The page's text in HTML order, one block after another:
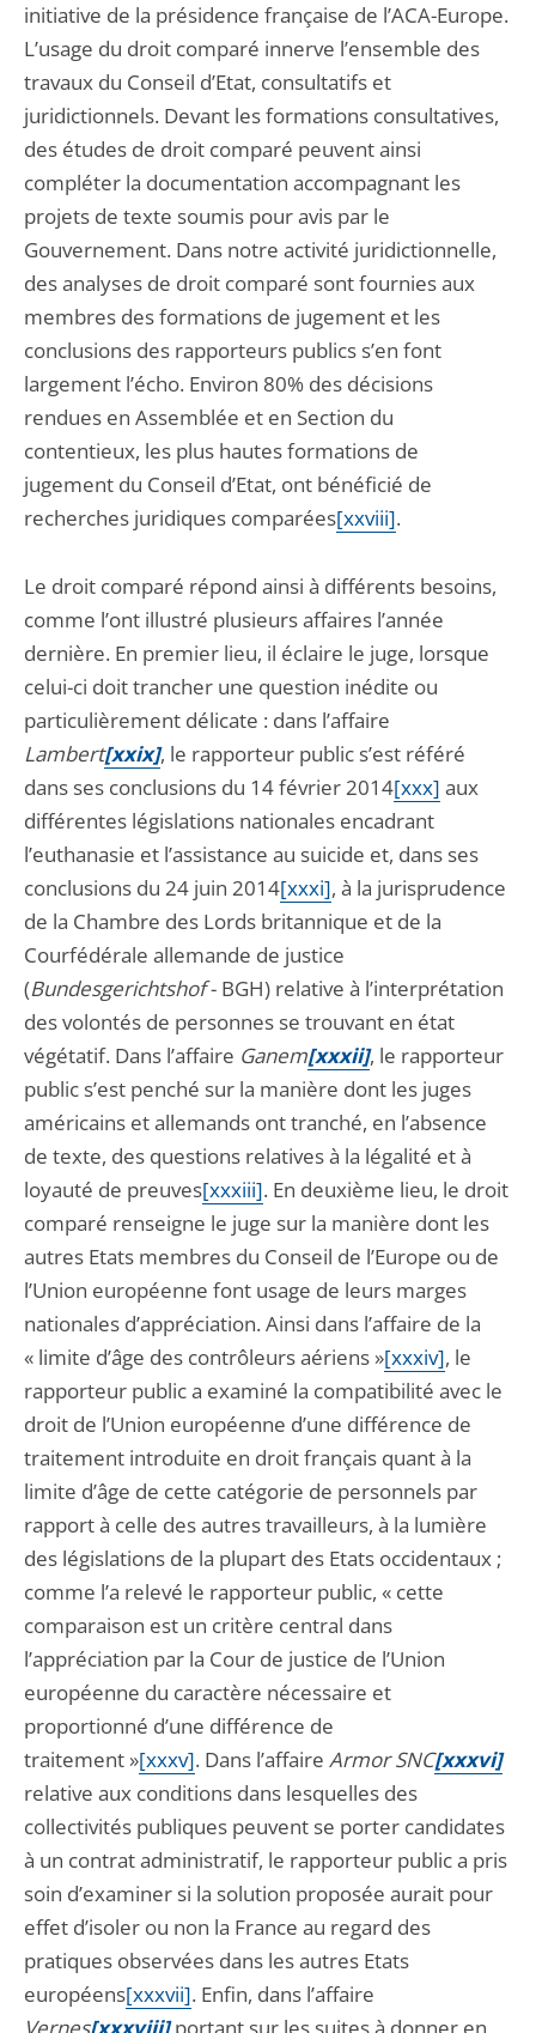
initiative de la présidence française de l’ACA-Europe.
L’usage du droit comparé innerve l’ensemble des
travaux du Conseil d’Etat, consultatifs et
juridictionnels. Devant les formations consultatives,
des études de droit comparé peuvent ainsi
compléter la documentation accompagnant les
projets de texte soumis pour avis par le
Gouvernement. Dans notre activité juridictionnelle,
des analyses de droit comparé sont fournies aux
membres des formations de jugement et les
conclusions des rapporteurs publics s’en font
largement l’écho. Environ 80% des décisions
rendues en Assemblée et en Section du
contentieux, les plus hautes formations de
jugement du Conseil d’Etat, ont bénéficié de
recherches juridiques comparées[xxviii].
Le droit comparé répond ainsi à différents besoins,
comme l’ont illustré plusieurs affaires l’année
dernière. En premier lieu, il éclaire le juge, lorsque
celui-ci doit trancher une question inédite ou
particulièrement délicate : dans l’affaire
Lambert[xxix], le rapporteur public s’est référé
dans ses conclusions du 14 février 2014[xxx] aux
différentes législations nationales encadrant
l’euthanasie et l’assistance au suicide et, dans ses
conclusions du 24 juin 2014[xxxi], à la jurisprudence
de la Chambre des Lords britannique et de la
Courfédérale allemande de justice
(Bundesgerichtshof- BGH) relative à l’interprétation
des volontés de personnes se trouvant en état
végétatif. Dans l’affaire Ganem[xxxii], le rapporteur
public s’est penché sur la manière dont les juges
américains et allemands ont tranché, en l’absence
de texte, des questions relatives à la légalité et à
loyauté de preuves[xxxiii]. En deuxième lieu, le droit
comparé renseigne le juge sur la manière dont les
autres Etats membres du Conseil de l’Europe ou de
l’Union européenne font usage de leurs marges
nationales d’appréciation. Ainsi dans l’affaire de la
« limite d’âge des contrôleurs aériens »[xxxiv], le
rapporteur public a examiné la compatibilité avec le
droit de l’Union européenne d’une différence de
traitement introduite en droit français quant à la
limite d’âge de cette catégorie de personnels par
rapport à celle des autres travailleurs, à la lumière
des législations de la plupart des Etats occidentaux ;
comme l’a relevé le rapporteur public, « cette
comparaison est un critère central dans
l’appréciation par la Cour de justice de l’Union
européenne du caractère nécessaire et
proportionné d’une différence de
traitement »[xxxv]. Dans l’affaire Armor SNC[xxxvi]
relative aux conditions dans lesquelles des
collectivités publiques peuvent se porter candidates
à un contrat administratif, le rapporteur public a pris
soin d’examiner si la solution proposée aurait pour
effet d’isoler ou non la France au regard des
pratiques observées dans les autres Etats
européens[xxxvii]. Enfin, dans l’affaire